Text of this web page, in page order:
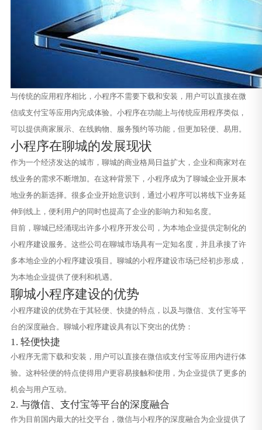
与传统的应用程序相比，小程序不需要下载和安装，用户可以直接在微
信或支付宝等应用内完成体验。小程序在功能上与传统应用程序类似，
可以提供商家展示、在线购物、服务预约等功能，但更加轻便、易用。
小程序在聊城的发展现状
作为一个经济发达的城市，聊城的商业格局日益扩大，企业和商家对在
线业务的需求不断增加。在这种背景下，小程序成为了聊城企业开展本
地业务的新选择。很多企业开始意识到，通过小程序可以将线下业务延
伸到线上，便利用户的同时也提高了企业的影响力和知名度。
目前，聊城已经涌现出许多小程序开发公司，为本地企业提供定制化的
小程序建设服务。这些公司在聊城市场具有一定知名度，并且承接了许
多本地企业的小程序建设项目。聊城的小程序建设市场已经初步形成，
为本地企业提供了便利和机遇。
聊城小程序建设的优势
小程序建设的优势在于其轻便、快捷的特点，以及与微信、支付宝等平
台的深度融合。聊城小程序建设具有以下突出的优势：
1. 轻便快捷
小程序无需下载和安装，用户可以直接在微信或支付宝等应用内进行体
验。这种轻便的特点使得用户更容易接触和使用，为企业提供了更多的
机会与用户互动。
2. 与微信、支付宝等平台的深度融合
作为目前国内最大的社交平台，微信与小程序的深度融合为企业提供了